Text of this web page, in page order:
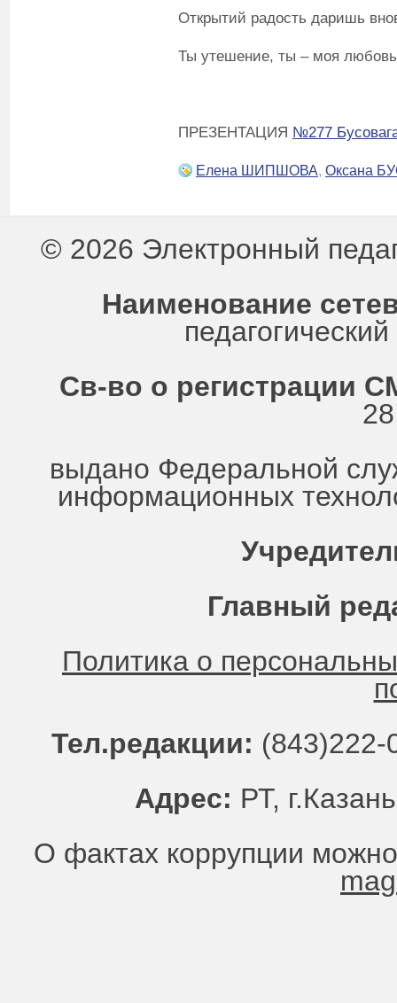
Открытий радость даришь
Ты утешение, ты – моя
ПРЕЗЕНТАЦИЯ №277
Елена ШИПШОВА, Оксана
© 2026 Электронный
Наименование
Св-во о регистрации
выдано Федеральной
информационных
Главный
Политика о
Тел.редакции:
Адрес: РТ,
О фактах коррупции